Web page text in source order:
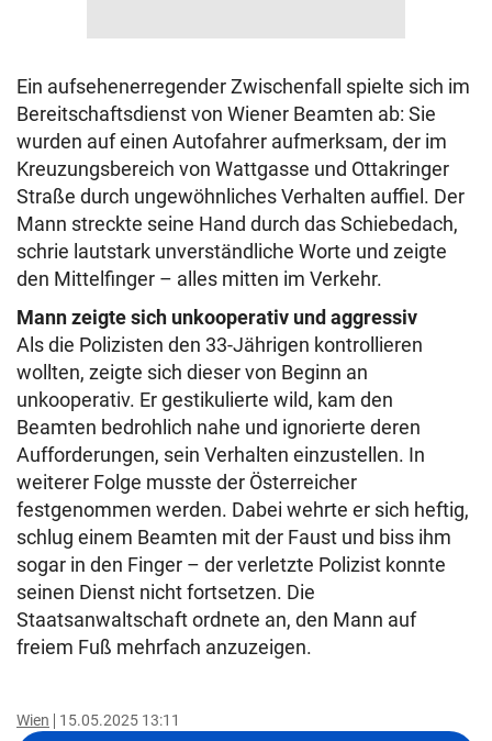
Ein aufsehenerregender Zwischenfall spielte sich im
Bereitschaftsdienst von Wiener Beamten ab: Sie
wurden auf einen Autofahrer aufmerksam, der im
Kreuzungsbereich von Wattgasse und Ottakringer
Straße durch ungewöhnliches Verhalten auffiel. Der
Mann streckte seine Hand durch das Schiebedach,
schrie lautstark unverständliche Worte und zeigte
den Mittelfinger – alles mitten im Verkehr.
Mann zeigte sich unkooperativ und aggressiv
Als die Polizisten den 33-Jährigen kontrollieren
wollten, zeigte sich dieser von Beginn an
unkooperativ. Er gestikulierte wild, kam den
Beamten bedrohlich nahe und ignorierte deren
Aufforderungen, sein Verhalten einzustellen. In
weiterer Folge musste der Österreicher
festgenommen werden. Dabei wehrte er sich heftig,
schlug einem Beamten mit der Faust und biss ihm
sogar in den Finger – der verletzte Polizist konnte
seinen Dienst nicht fortsetzen. Die
Staatsanwaltschaft ordnete an, den Mann auf
freiem Fuß mehrfach anzuzeigen.
Wien 15.05.2025 13:11